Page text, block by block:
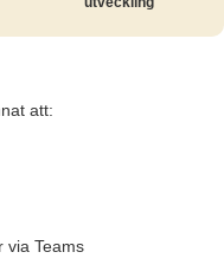
att:
via Teams